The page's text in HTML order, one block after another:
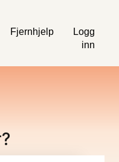
Fjernhjelp
Logg
inn